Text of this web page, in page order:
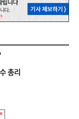
총리